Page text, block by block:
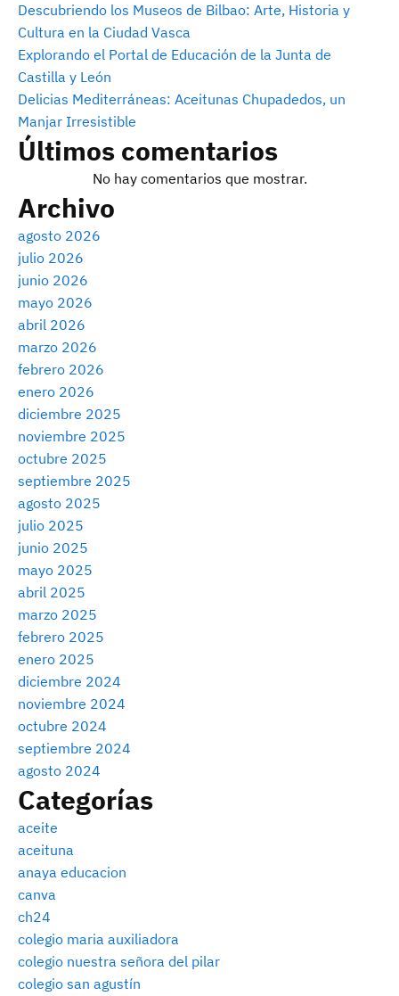
Descubriendo los Museos de Bilbao: Arte, Historia y
Cultura en la Ciudad Vasca
Explorando el Portal de Educación de la Junta de
Castilla y León
Delicias Mediterráneas: Aceitunas Chupadedos, un
Manjar Irresistible
Últimos comentarios
No hay comentarios que mostrar.
Archivo
agosto 2026
julio 2026
junio 2026
mayo 2026
abril 2026
marzo 2026
febrero 2026
enero 2026
diciembre 2025
noviembre 2025
octubre 2025
septiembre 2025
agosto 2025
julio 2025
junio 2025
mayo 2025
abril 2025
marzo 2025
febrero 2025
enero 2025
diciembre 2024
noviembre 2024
octubre 2024
septiembre 2024
agosto 2024
Categorías
aceite
aceituna
anaya educacion
canva
ch24
colegio maria auxiliadora
colegio nuestra señora del pilar
colegio san agustín